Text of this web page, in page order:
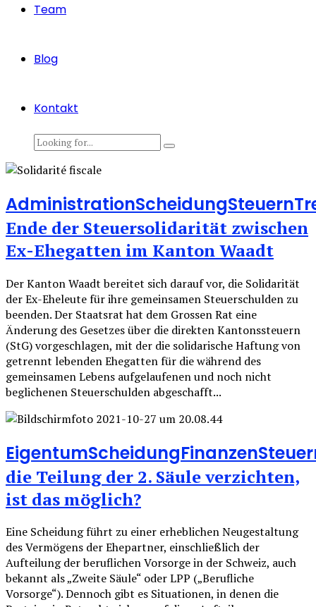
Team
Blog
Kontakt
AdministrationScheidungSteuern
Ende der Steuersolidarität zwischen
Ex-Ehegatten im Kanton Waadt
Der Kanton Waadt bereitet sich darauf vor, die Solidarität
der Ex-Eheleute für ihre gemeinsamen Steuerschulden zu
beenden. Der Staatsrat hat dem Grossen Rat eine
Änderung des Gesetzes über die direkten Kantonssteuern
(StG) vorgeschlagen, mit der die solidarische Haftung von
getrennt lebenden Ehegatten für die während des
gemeinsamen Lebens aufgelaufenen und noch nicht
beglichenen Steuerschulden abgeschafft...
EigentumScheidungFinanzen
die Teilung der 2. Säule verzichten,
ist das möglich?
Eine Scheidung führt zu einer erheblichen Neugestaltung
des Vermögens der Ehepartner, einschließlich der
Aufteilung der beruflichen Vorsorge in der Schweiz, auch
bekannt als „Zweite Säule“ oder LPP („Berufliche
Vorsorge“). Dennoch gibt es Situationen, in denen die